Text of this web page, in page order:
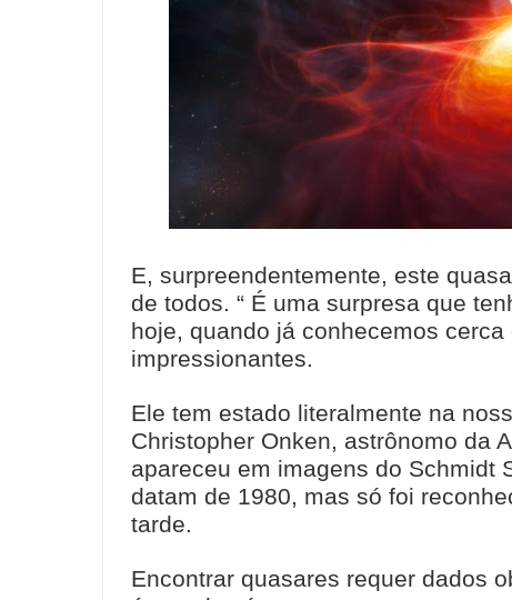
E, surpreendentemente, este
de todos. “ É uma surpresa que
hoje, quando já conhecemos
impressionantes.
Ele tem estado literalmente na
Christopher Onken, astrônomo da
apareceu em imagens do Schmidt
datam de 1980, mas só foi
tarde.
Encontrar quasares requer dados